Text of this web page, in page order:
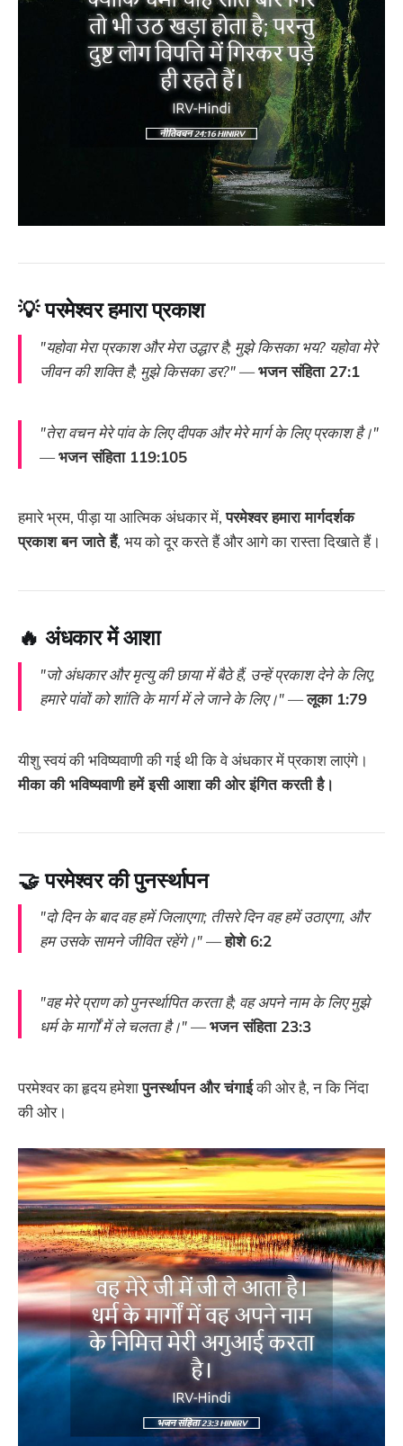
💡परमेश्वर हमारा प्रकाश
"यहोवा मेरा प्रकाश और मेरा उद्धार है; मुझे किसका भय? यहोवा मेरे
जीवन की शक्ति है; मुझे किसका डर?"—भजन संहिता 27:1
"तेरा वचन मेरे पांव के लिए दीपक और मेरे मार्ग के लिए प्रकाश है।"
—भजन संहिता 119:105
हमारे भ्रम, पीड़ा या आत्मिक अंधकार में,परमेश्वर हमारा मार्गदर्शक
प्रकाश बन जाते हैं, भय को दूर करते हैं और आगे का रास्ता दिखाते हैं।
🔥अंधकार में आशा
"जो अंधकार और मृत्यु की छाया में बैठे हैं, उन्हें प्रकाश देने के लिए,
हमारे पांवों को शांति के मार्ग में ले जाने के लिए।"—लूका 1:79
यीशु स्वयं की भविष्यवाणी की गई थी कि वे अंधकार में प्रकाश लाएंगे।
मीका की भविष्यवाणी हमें इसी आशा की ओर इंगित करती है।
🤝परमेश्वर की पुनर्स्थापन
"दो दिन के बाद वह हमें जिलाएगा; तीसरे दिन वह हमें उठाएगा, और
हम उसके सामने जीवित रहेंगे।"—होशे 6:2
"वह मेरे प्राण को पुनर्स्थापित करता है; वह अपने नाम के लिए मुझे
धर्म के मार्गों में ले चलता है।"—भजन संहिता 23:3
परमेश्वर का हृदय हमेशापुनर्स्थापन और चंगाईकी ओर है, न कि निंदा
की ओर।